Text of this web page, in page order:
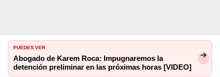
PUEDES VER
Abogado de Karem Roca: Impugnaremos la
detención preliminar en las próximas horas [VIDEO]